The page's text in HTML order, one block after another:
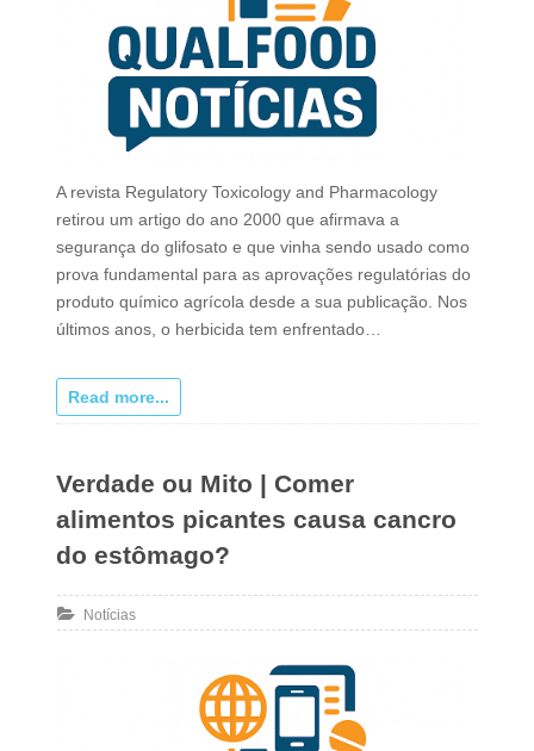
A revista Regulatory Toxicology and Pharmacology
retirou um artigo do ano 2000 que afirmava a
segurança do glifosato e que vinha sendo usado como
prova fundamental para as aprovações regulatórias do
produto químico agrícola desde a sua publicação. Nos
últimos anos, o herbicida tem enfrentado…
Read more...
Verdade ou Mito | Comer
alimentos picantes causa cancro
do estômago?
Notícias